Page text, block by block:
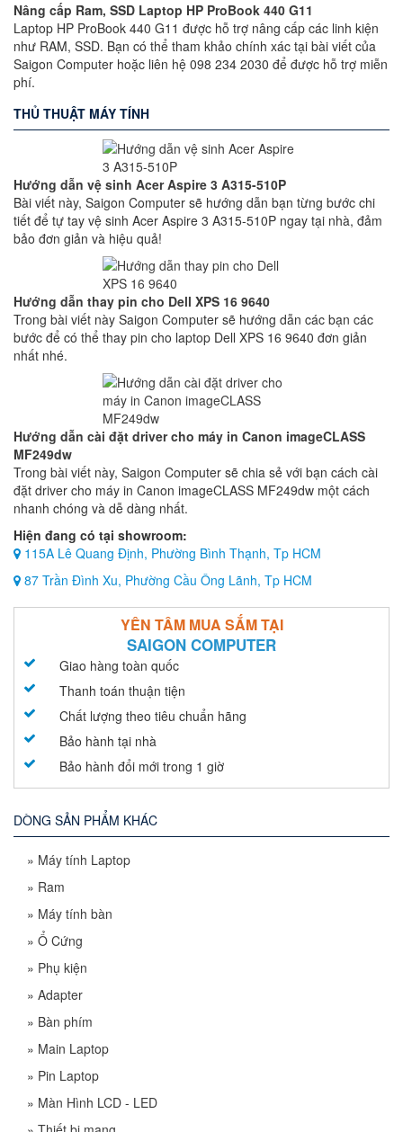
Nâng cấp Ram, SSD Laptop HP ProBook 440 G11
Laptop HP ProBook 440 G11 được hỗ trợ nâng cấp các linh kiện
như RAM, SSD. Bạn có thể tham khảo chính xác tại bài viết của
Saigon Computer hoặc liên hệ 098 234 2030 để được hỗ trợ miễn
phí.
THỦ THUẬT MÁY TÍNH
Hướng dẫn vệ sinh Acer Aspire 3 A315-510P
Bài viết này, Saigon Computer sẽ hướng dẫn bạn từng bước chi
tiết để tự tay vệ sinh Acer Aspire 3 A315-510P ngay tại nhà, đảm
bảo đơn giản và hiệu quả!
Hướng dẫn thay pin cho Dell XPS 16 9640
Trong bài viết này Saigon Computer sẽ hướng dẫn các bạn các
bước để có thể thay pin cho laptop Dell XPS 16 9640 đơn giản
nhất nhé.
Hướng dẫn cài đặt driver cho máy in Canon imageCLASS
MF249dw
Trong bài viết này, Saigon Computer sẽ chia sẻ với bạn cách cài
đặt driver cho máy in Canon imageCLASS MF249dw một cách
nhanh chóng và dễ dàng nhất.
Hiện đang có tại showroom:
115A Lê Quang Định, Phường Bình Thạnh, Tp HCM
87 Trần Đình Xu, Phường Cầu Ông Lãnh, Tp HCM
YÊN TÂM MUA SẮM TẠI
SAIGON COMPUTER
Giao hàng toàn quốc
Thanh toán thuận tiện
Chất lượng theo tiêu chuẩn hãng
Bảo hành tại nhà
Bảo hành đổi mới trong 1 giờ
DÒNG SẢN PHẨM KHÁC
» Máy tính Laptop
» Ram
» Máy tính bàn
» Ổ Cứng
» Phụ kiện
» Adapter
» Bàn phím
» Main Laptop
» Pin Laptop
» Màn Hình LCD - LED